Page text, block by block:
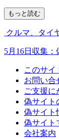
もっと読む
クルマ、タイ
5月16日収集
このサイ
お問い合
ご支援に
偽サイト
偽サイト
偽サイト
会社案内